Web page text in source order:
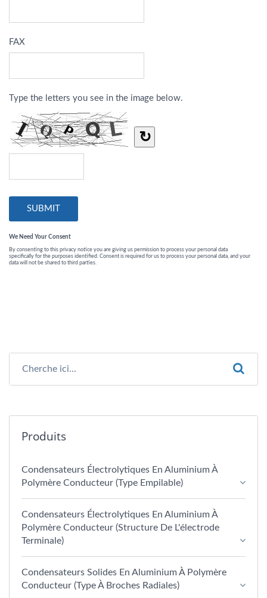
Produits
Condensateurs Électrolytiques En Aluminium À
Polymère Conducteur (type Empilable)
Condensateurs Électrolytiques En Aluminium À
Polymère Conducteur (structure De L'électrode
Terminale)
Condensateurs Solides En Aluminium À Polymère
Conducteur (type À Broches Radiales)